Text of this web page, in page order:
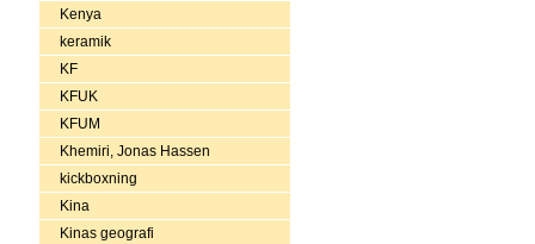
Kenya
keramik
KF
KFUK
KFUM
Khemiri, Jonas Hassen
kickboxning
Kina
Kinas geografi